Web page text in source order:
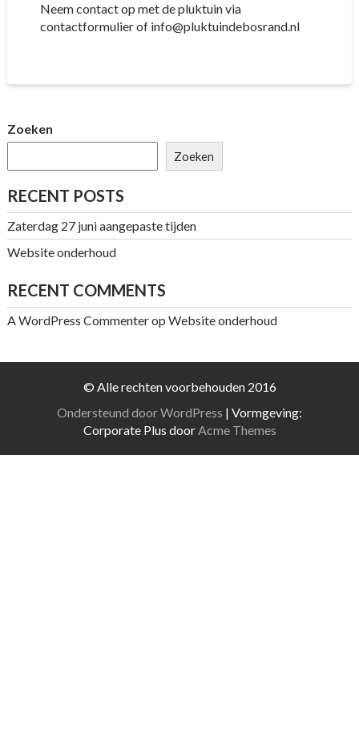
Neem contact op met de pluktuin via
contactformulier of info@pluktuindebosrand.nl
Zoeken
Zoeken
RECENT POSTS
Zaterdag 27 juni aangepaste tijden
Website onderhoud
RECENT COMMENTS
A WordPress Commenterop Website onderhoud
© Alle rechten voorbehouden 2016
Ondersteund door WordPress | Vormgeving:
Corporate Plus doorAcme Themes